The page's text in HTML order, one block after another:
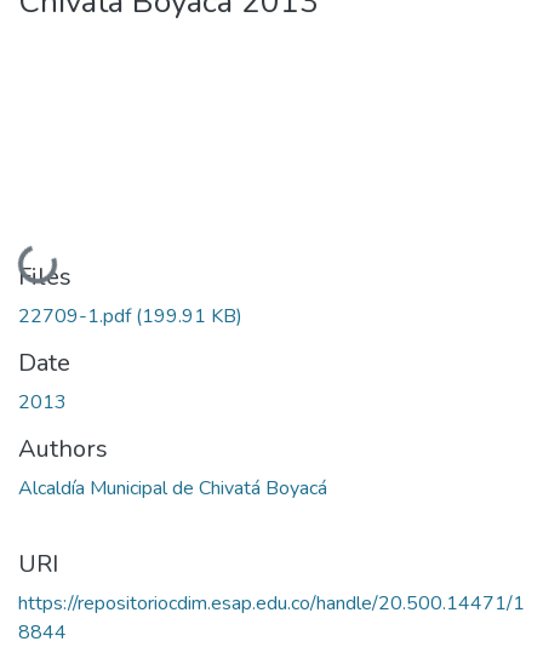
Loading...
Files
22709-1.pdf(199.91 KB)
Date
2013
Authors
Alcaldía Municipal de Chivatá Boyacá
URI
https://repositoriocdim.esap.edu.co/handle/20.500.14471/1
8844